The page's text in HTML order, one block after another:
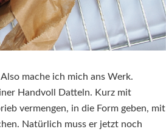
mache ich mich ans Werk.
Handvoll Datteln. Kurz mit
vermengen, in die Form geben, mit
Natürlich muss er jetzt noch